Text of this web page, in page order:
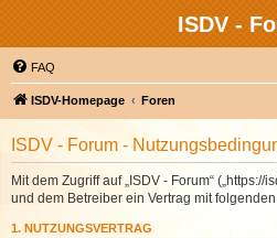
ISDV -
FAQ
ISDV-Homepage Foren
ISDV - Forum -
Mit dem Zugriff auf „ISDV - Forum“ („https://
und dem Betreiber ein Vertrag mit
1. NUTZUNGSVERTRAG